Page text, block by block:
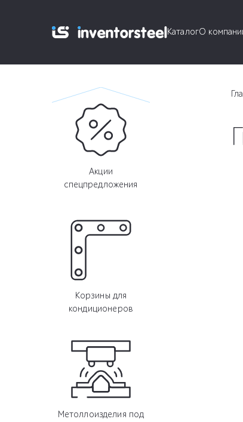
КаталогО
Акции
спецпредложения
Корзины для
кондиционеров
Метоллоизделия под